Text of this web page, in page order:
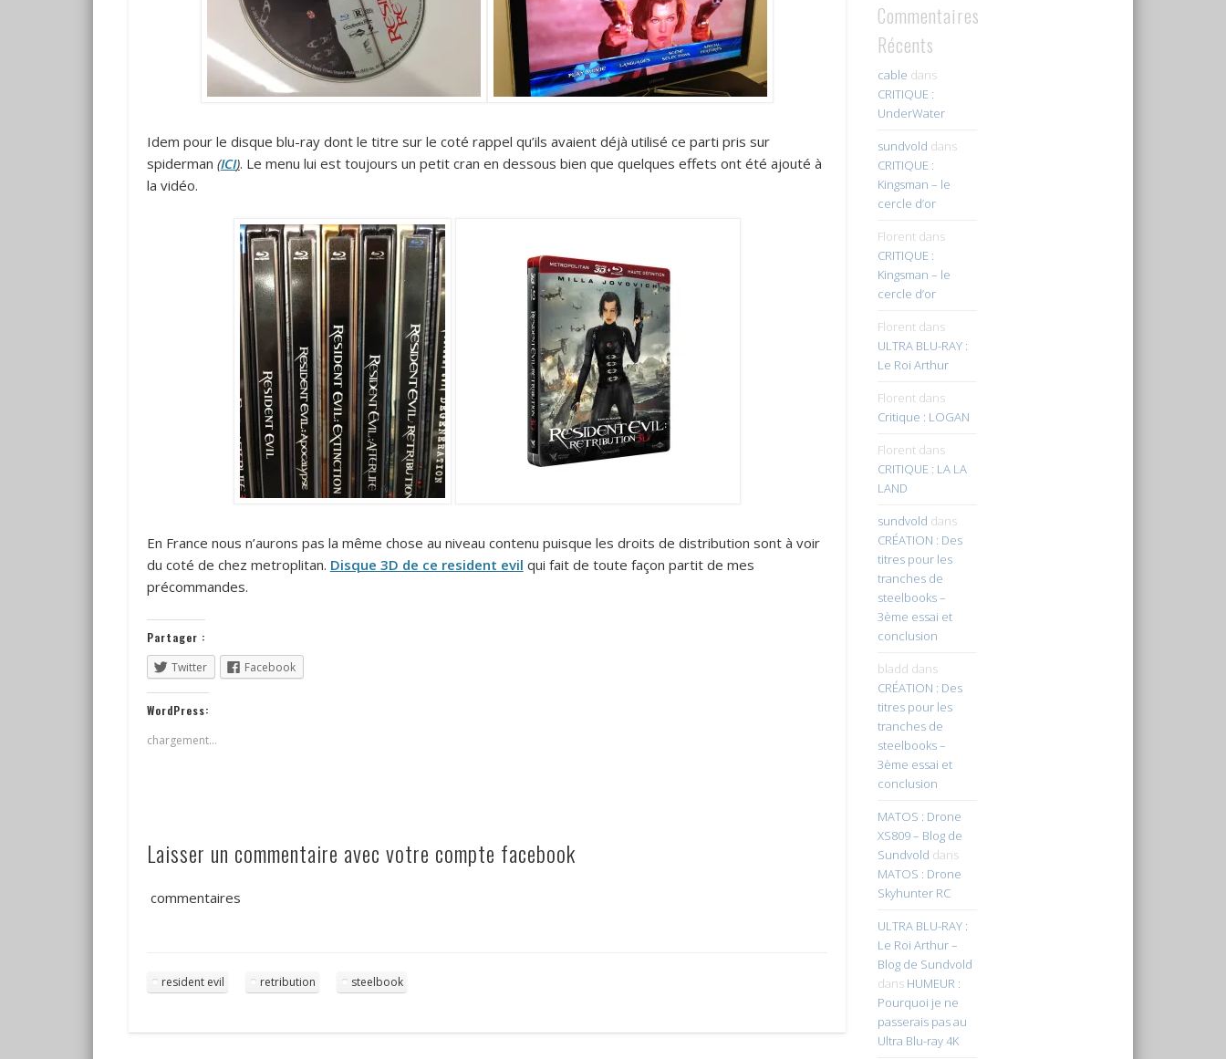
Idem pour le disque blu-ray dont le titre sur le coté rappel qu’ils avaient déjà utilisé ce parti pris sur
spiderman (ICI). Le menu lui est toujours un petit cran en dessous bien que quelques effets ont été ajouté à
la vidéo.
En France nous n’aurons pas la même chose au niveau contenu puisque les droits de distribution sont à voir
du coté de chez metroplitan. Disque 3D de ce resident evil qui fait de toute façon partit de mes
précommandes.
Partager :
Twitter
Facebook
WordPress:
chargement…
Laisser un commentaire avec votre compte facebook
commentaires
resident evil retribution steelbook
Commentaires
Récents
cable dans
CRITIQUE :
UnderWater
sundvold dans
CRITIQUE :
Kingsman – le
cercle d’or
Florentdans
CRITIQUE :
Kingsman – le
cercle d’or
Florentdans
ULTRA BLU-RAY :
Le Roi Arthur
Florentdans
Critique : LOGAN
Florentdans
CRITIQUE : LA LA
LAND
sundvold dans
CRÉATION : Des
titres pour les
tranches de
steelbooks –
3ème essai et
conclusion
bladd dans
CRÉATION : Des
titres pour les
tranches de
steelbooks –
3ème essai et
conclusion
MATOS : Drone
XS809 – Blog de
Sundvold dans
MATOS : Drone
Skyhunter RC
ULTRA BLU-RAY :
Le Roi Arthur –
Blog de Sundvold
dans HUMEUR :
Pourquoi je ne
passerais pas au
Ultra Blu-ray 4K